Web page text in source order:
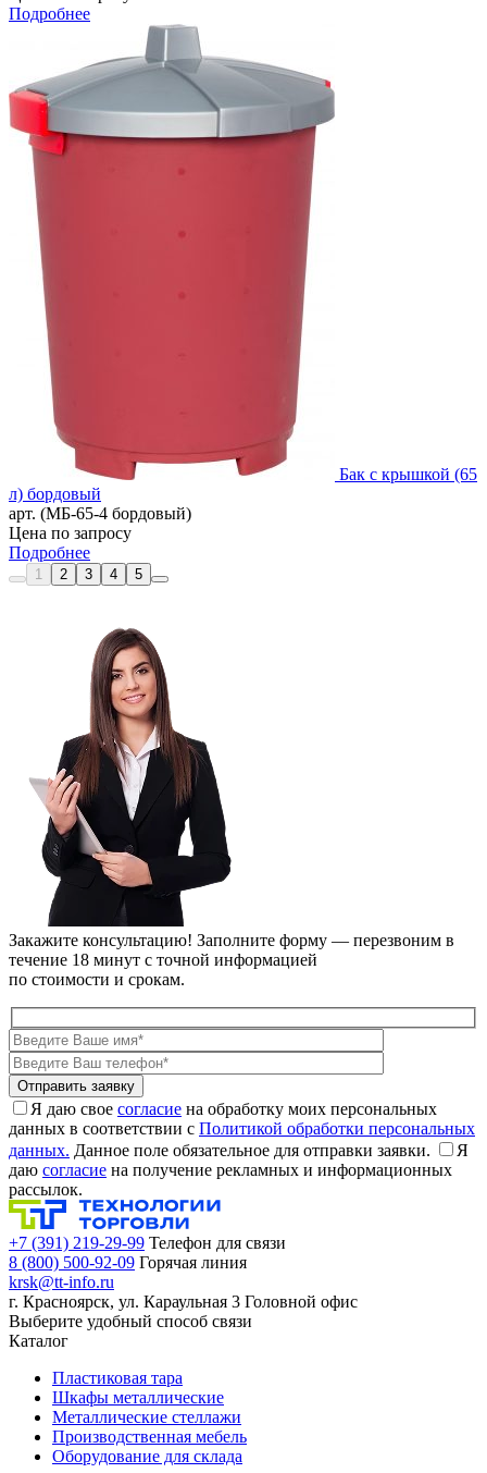
Подробнее
Бак с крышкой (65
л) бордовый
арт. (МБ-65-4 бордовый)
Цена по запросу
Подробнее
1 2 3 4 5
Закажите консультацию! Заполните форму — перезвоним в
течение 18 минут с точной информацией
по стоимости и срокам.
Я даю свое согласие на обработку моих персональных
данных в соответствии с Политикой обработки персональных
данных. Данное поле обязательное для отправки заявки.
Я
даю согласие на получение рекламных и информационных
рассылок.
+7 (391) 219-29-99 Телефон для связи
8 (800) 500-92-09 Горячая линия
krsk@tt-info.ru
г. Красноярск, ул. Караульная 3 Головной офис
Выберите удобный способ связи
Каталог
Пластиковая тара
Шкафы металлические
Металлические стеллажи
Производственная мебель
Оборудование для склада